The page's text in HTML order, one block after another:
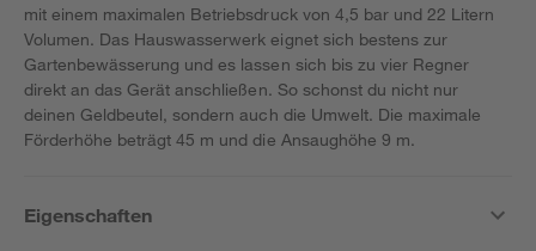
mit einem maximalen Betriebsdruck von 4,5 bar und 22 Litern
Volumen. Das Hauswasserwerk eignet sich bestens zur
Gartenbewässerung und es lassen sich bis zu vier Regner
direkt an das Gerät anschließen. So schonst du nicht nur
deinen Geldbeutel, sondern auch die Umwelt. Die maximale
Förderhöhe beträgt 45 m und die Ansaughöhe 9 m.
Eigenschaften